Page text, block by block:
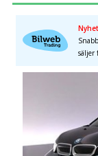
×Automatisk
Nyhet
säljer